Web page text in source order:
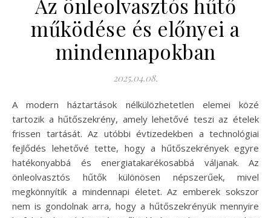
Az önleolvasztós hűtő
működése és előnyei a
mindennapokban
2025.04.08.
A modern háztartások nélkülözhetetlen elemei közé
tartozik a hűtőszekrény, amely lehetővé teszi az ételek
frissen tartását. Az utóbbi évtizedekben a technológiai
fejlődés lehetővé tette, hogy a hűtőszekrények egyre
hatékonyabbá és energiatakarékosabbá váljanak. Az
önleolvasztós hűtők különösen népszerűek, mivel
megkönnyítik a mindennapi életet. Az emberek sokszor
nem is gondolnak arra, hogy a hűtőszekrényük mennyire